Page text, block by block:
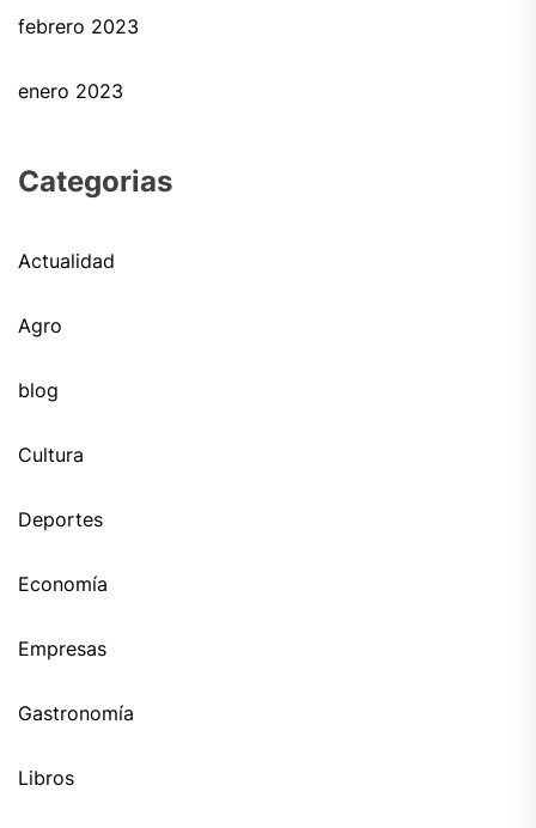
febrero 2023
enero 2023
Categorias
Actualidad
Agro
blog
Cultura
Deportes
Economía
Empresas
Gastronomía
Libros